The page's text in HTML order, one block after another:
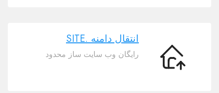
انتقال
انتقال دامنه .SITE
رایگان وب سایت ساز محدود